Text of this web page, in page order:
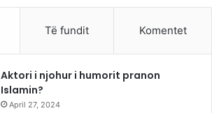
Të fundit Komentet
Aktori i njohur i humorit pranon
Islamin?
April 27, 2024